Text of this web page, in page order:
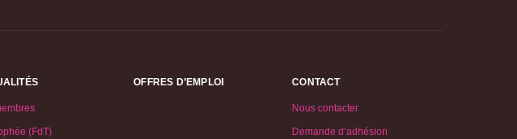
(FdT)
OFFRES D’EMPLOI CONTACT
Nous contacter
Demande d’adhésion